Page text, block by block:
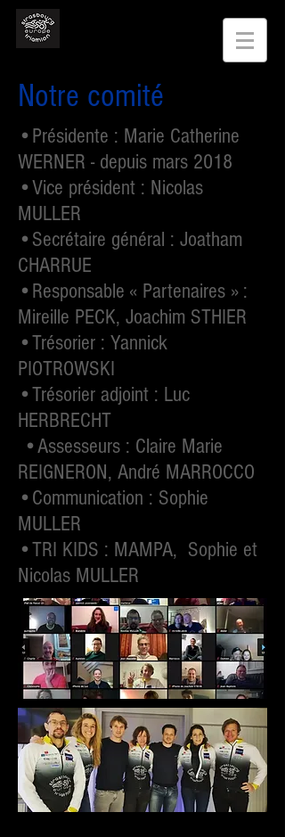
Notre comité
•Présidente : Marie Catherine
WERNER - depuis mars 2018
•Vice président : Nicolas
MULLER
•Secrétaire général : Joatham
CHARRUE
•Responsable « Partenaires » :
Mireille PECK, Joachim STHIER
•Trésorier : Yannick
PIOTROWSKI
•Trésorier adjoint : Luc
HERBRECHT
•Assesseurs : Claire Marie
REIGNERON, André MARROCCO
•Communication : Sophie
MULLER
•TRI KIDS : MAMPA, Sophie et
Nicolas MULLER